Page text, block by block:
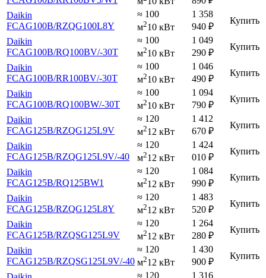
Daikin
FCAG100B/RZQG100L8Y
≈ 100
м210 кВт
1 358
940 ₽
Купить
Daikin
FCAG100B/RQ100BV/-30T
≈ 100
м210 кВт
1 049
290 ₽
Купить
Daikin
FCAG100B/RR100BV/-30T
≈ 100
м210 кВт
1 046
490 ₽
Купить
Daikin
FCAG100B/RQ100BW/-30T
≈ 100
м210 кВт
1 094
790 ₽
Купить
Daikin
FCAG125B/RZQG125L9V
≈ 120
м212 кВт
1 412
670 ₽
Купить
Daikin
FCAG125B/RZQG125L9V/-40
≈ 120
м212 кВт
1 424
010 ₽
Купить
Daikin
FCAG125B/RQ125BW1
≈ 120
м212 кВт
1 084
990 ₽
Купить
Daikin
FCAG125B/RZQG125L8Y
≈ 120
м212 кВт
1 483
520 ₽
Купить
Daikin
FCAG125B/RZQSG125L9V
≈ 120
м212 кВт
1 264
280 ₽
Купить
Daikin
FCAG125B/RZQSG125L9V/-40
≈ 120
м212 кВт
1 430
900 ₽
Купить
≈ 120
1 316